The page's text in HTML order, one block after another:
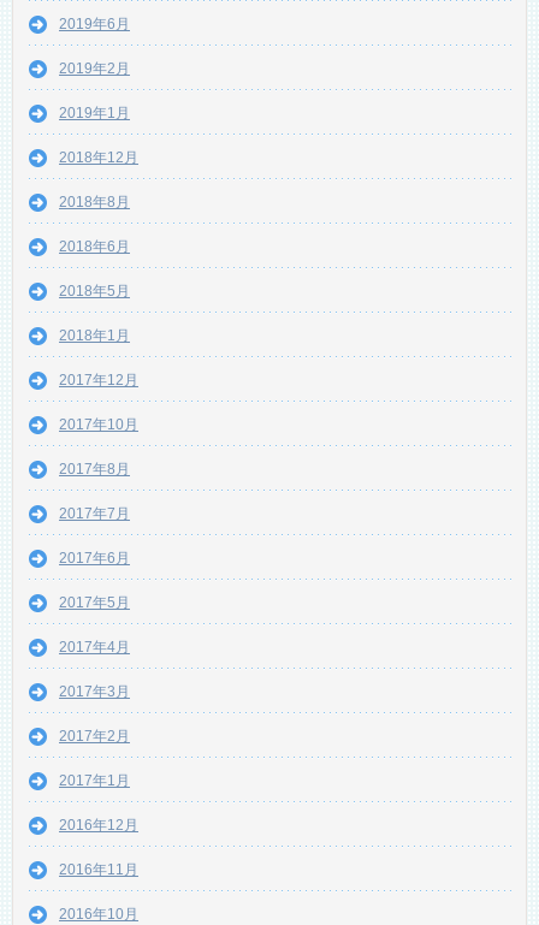
2019年6月
2019年2月
2019年1月
2018年12月
2018年8月
2018年6月
2018年5月
2018年1月
2017年12月
2017年10月
2017年8月
2017年7月
2017年6月
2017年5月
2017年4月
2017年3月
2017年2月
2017年1月
2016年12月
2016年11月
2016年10月